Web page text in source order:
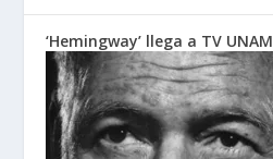
‘Hemingway’ llega a TV UNAM